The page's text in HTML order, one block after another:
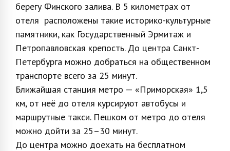
берегу Финского залива. В 5 километрах от
отеля расположены такие историко-культурные
памятники, как Государственный Эрмитаж и
Петропавловская крепость. До центра Санкт-
Петербурга можно добраться на общественном
транспорте всего за 25 минут.
Ближайшая станция метро — «Приморская» 1,5
км, от неё до отеля курсируют автобусы и
маршрутные такси. Пешком от метро до отеля
можно дойти за 25–30 минут.
До центра можно доехать на бесплатном